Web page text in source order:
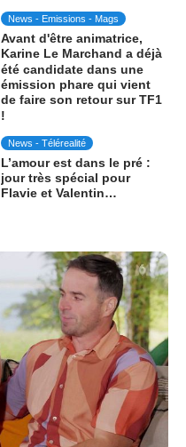
News - Emissions - Mags
Avant d'être animatrice,
Karine Le Marchand a déjà
été candidate dans une
émission phare qui vient
de faire son retour sur TF1
!
News - Télérealité
L’amour est dans le pré :
jour très spécial pour
Flavie et Valentin…